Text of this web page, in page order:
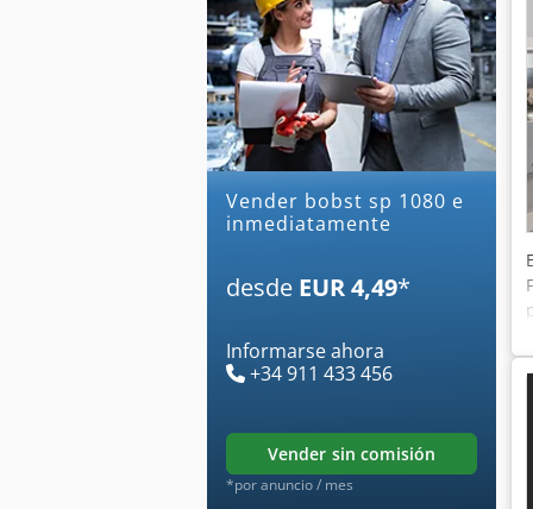
Vender bobst sp 1080 e
inmediatamente
desde EUR 4,49*
Informarse ahora
+34 911 433 456
vender sin comisión
*por anuncio / mes